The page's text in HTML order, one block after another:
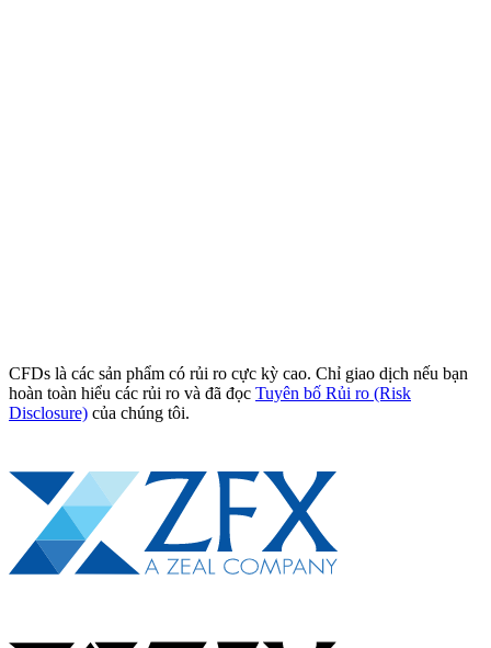
CFDs là các sản phẩm có rủi ro cực kỳ cao. Chỉ giao dịch nếu bạn
hoàn toàn hiểu các rủi ro và đã đọc Tuyên bố Rủi ro (Risk
Disclosure) của chúng tôi.